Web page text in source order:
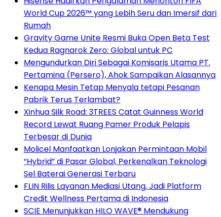
World Cup 2026™ yang Lebih Seru dan Imersif dari
Rumah
Gravity Game Unite Resmi Buka Open Beta Test
Kedua Ragnarok Zero: Global untuk PC
Mengundurkan Diri Sebagai Komisaris Utama PT.
Pertamina (Persero), Ahok Sampaikan Alasannya
Kenapa Mesin Tetap Menyala tetapi Pesanan
Pabrik Terus Terlambat?
Xinhua Silk Road: 3TREES Catat Guinness World
Record Lewat Ruang Pamer Produk Pelapis
Terbesar di Dunia
Molicel Manfaatkan Lonjakan Permintaan Mobil
“Hybrid” di Pasar Global, Perkenalkan Teknologi
Sel Baterai Generasi Terbaru
FLIN Rilis Layanan Mediasi Utang, Jadi Platform
Credit Wellness Pertama di Indonesia
SCIE Menunjukkan HILO WAVE® Mendukung